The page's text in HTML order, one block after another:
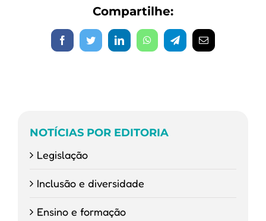
Compartilhe:
FacebookTwitterLinkedInWhatsAppTelegram
E-
mail
NOTÍCIAS POR EDITORIA
Legislação
Inclusão e diversidade
Ensino e formação